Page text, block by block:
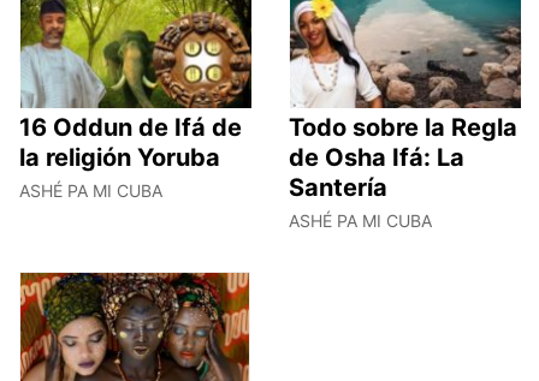
16 Oddun de Ifá de
la religión Yoruba
ASHÉ PA MI CUBA
Todo sobre la Regla
de Osha Ifá: La
Santería
ASHÉ PA MI CUBA